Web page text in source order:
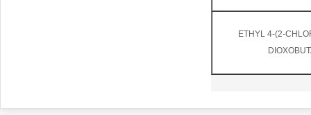
ETHYL 4-(2-